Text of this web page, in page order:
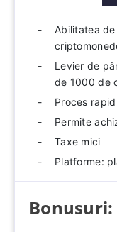
Abilitatea
Levier de
de 1000 de
Proces
Permite
Taxe mici
Platforme:
Bonusuri: